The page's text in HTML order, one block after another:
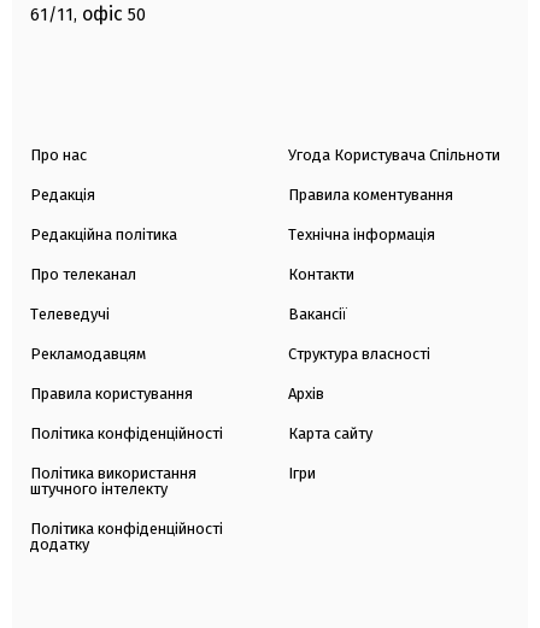
61/11, офіс 50
Про нас
Редакція
Редакційна політика
Про телеканал
Телеведучі
Рекламодавцям
Правила користування
Політика конфіденційності
Політика використання
штучного інтелекту
Політика конфіденційності
додатку
Угода Користувача Спільноти
Правила коментування
Технічна інформація
Контакти
Вакансії
Структура власності
Архів
Карта сайту
Ігри